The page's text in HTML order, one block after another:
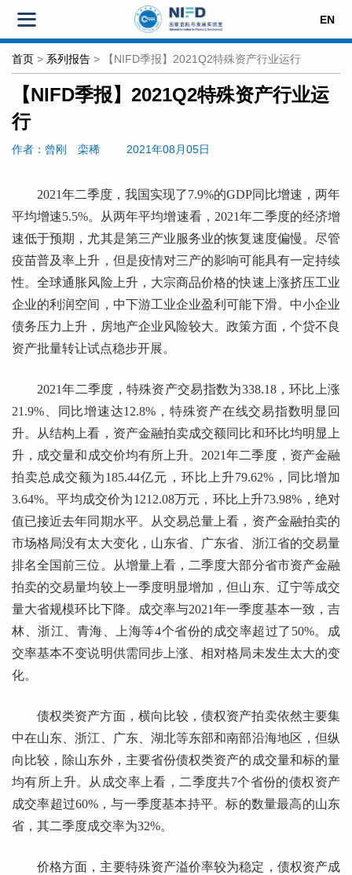
EN
首页 > 系列报告 > 【NIFD季报】2021Q2特殊资产行业运行
【NIFD季报】2021Q2特殊资产行业运
行
作者：曾刚 栾稀 2021年08月05日
2021年二季度，我国实现了7.9%的GDP同比增速，两年
平均增速5.5%。从两年平均增速看，2021年二季度的经济增
速低于预期，尤其是第三产业服务业的恢复速度偏慢。尽管
疫苗普及率上升，但是疫情对三产的影响可能具有一定持续
性。全球通胀风险上升，大宗商品价格的快速上涨挤压工业
企业的利润空间，中下游工业企业盈利可能下滑。中小企业
债务压力上升，房地产企业风险较大。政策方面，个贷不良
资产批量转让试点稳步开展。
2021年二季度，特殊资产交易指数为338.18，环比上涨
21.9%、同比增速达12.8%，特殊资产在线交易指数明显回
升。从结构上看，资产金融拍卖成交额同比和环比均明显上
升，成交量和成交价均有所上升。2021年二季度，资产金融
拍卖总成交额为185.44亿元，环比上升79.62%，同比增加
3.64%。平均成交价为1212.08万元，环比上升73.98%，绝对
值已接近去年同期水平。从交易总量上看，资产金融拍卖的
市场格局没有太大变化，山东省、广东省、浙江省的交易量
排名全国前三位。从增量上看，二季度大部分省市资产金融
拍卖的交易量均较上一季度明显增加，但山东、辽宁等成交
量大省规模环比下降。成交率与2021年一季度基本一致，吉
林、浙江、青海、上海等4个省份的成交率超过了50%。成
交率基本不变说明供需同步上涨、相对格局未发生太大的变
化。
债权类资产方面，横向比较，债权资产拍卖依然主要集
中在山东、浙江、广东、湖北等东部和南部沿海地区，但纵
向比较，除山东外，主要省份债权类资产的成交量和标的量
均有所上升。从成交率上看，二季度共7个省份的债权资产
成交率超过60%，与一季度基本持平。标的数量最高的山东
省，其二季度成交率为32%。
价格方面，主要特殊资产溢价率较为稳定，债权资产成